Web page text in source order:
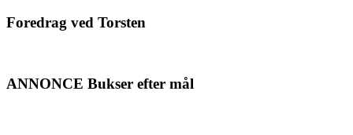
Foredrag ved Torsten
ANNONCE Bukser efter mål